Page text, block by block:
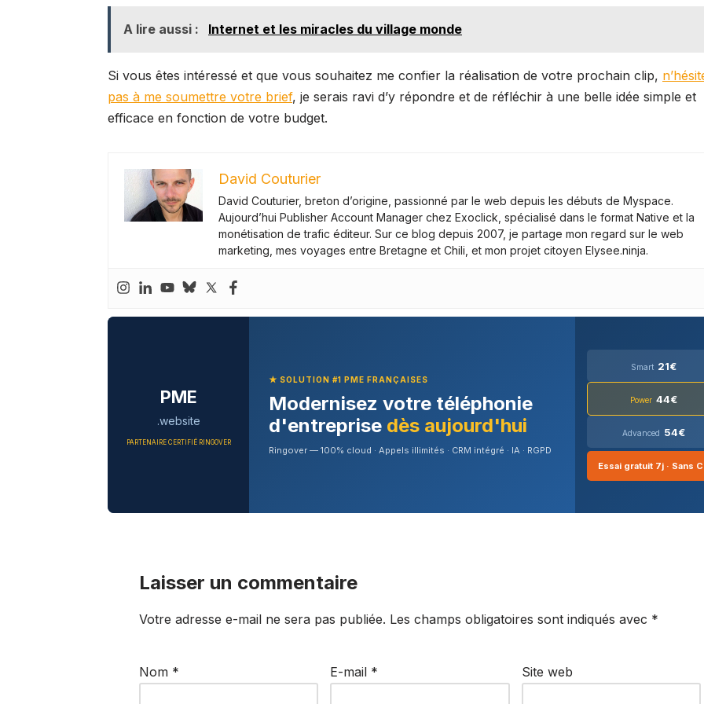
A lire aussi : Internet et les miracles du village monde
Si vous êtes intéressé et que vous souhaitez me confier la réalisation de votre prochain clip,
pas à me soumettre votre brief, je serais ravi d’y répondre et de réfléchir à une belle idée simple et
efficace en fonction de votre budget.
David Couturier
David Couturier, breton d’origine, passionné par le web depuis les débuts de Myspace.
Aujourd’hui Publisher Account Manager chez Exoclick, spécialisé dans le format Native et la
monétisation de trafic éditeur. Sur ce blog depuis 2007, je partage mon regard sur le web
marketing, mes voyages entre Bretagne et Chili, et mon projet citoyen Elysee.ninja.
PME
.website
PARTENAIRE CERTIFIÉ RINGOVER
★ SOLUTION #1 PME FRANÇAISES
Modernisez votre téléphonie
d'entreprise dès aujourd'hui
Ringover — 100% cloud · Appels illimités · CRM intégré · IA · RGPD
Smart 21€
Power 44€
Advanced 54€
Essai gratuit 7j · Sans
Laisser un commentaire
Votre adresse e-mail ne sera pas publiée. Les champs obligatoires sont indiqués avec *
Nom * E-mail * Site web